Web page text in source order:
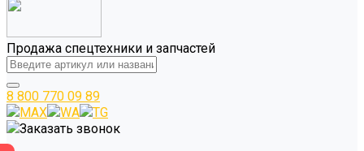
Продажа спецтехники и запчастей
8 800 770 09 89
MAX
WA
TG
Заказать звонок